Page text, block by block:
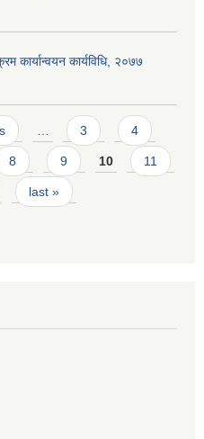
कार्यान्वयन कार्यविधि, २०७७
3 4
8 9 10 11
last »